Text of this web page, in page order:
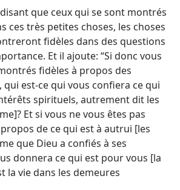
que ceux qui se sont montrés
ces très petites choses, les choses
fidèles dans des questions
Et il ajoute: “Si donc vous
fidèles à propos des
qui est-​ce qui vous confiera ce qui
spirituels, autrement dit les
Et si vous ne vous êtes pas
de ce qui est à autrui [les
que Dieu a confiés à ses
donnera ce qui est pour vous [la
la vie dans les demeures